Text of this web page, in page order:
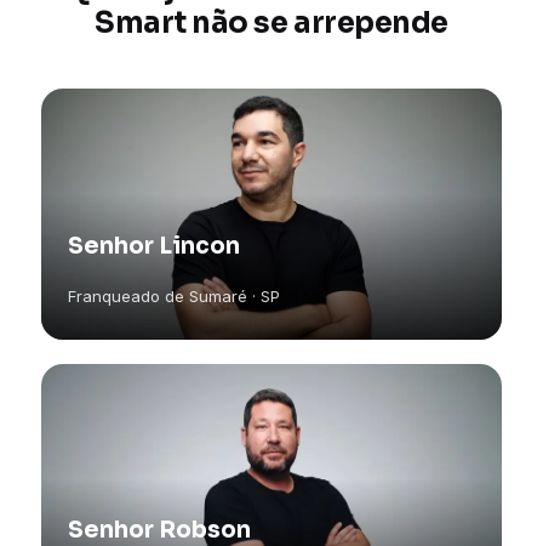
Smart não se arrepende
Senhor Lincon
Franqueado de Sumaré · SP
Senhor Robson